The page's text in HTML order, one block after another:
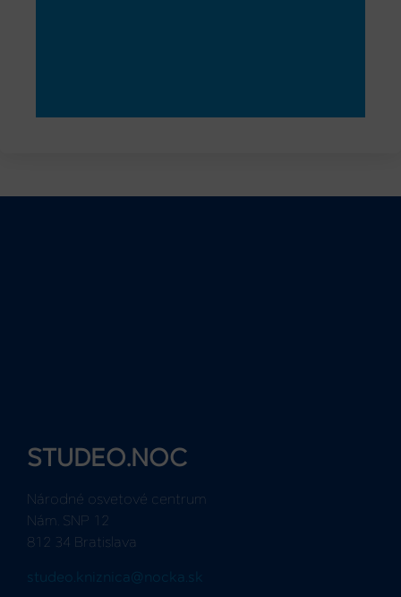
STUDEO.NOC
Národné osvetové centrum
Nám. SNP 12
812 34 Bratislava
studeo.kniznica@nocka.sk